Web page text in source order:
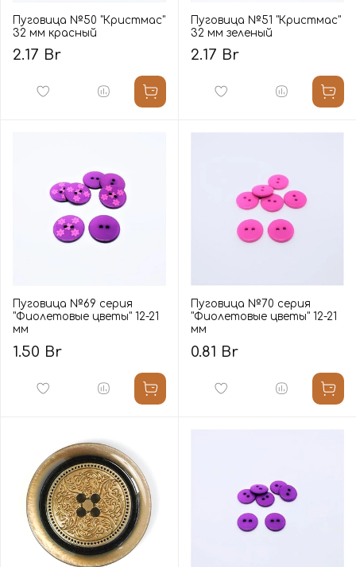
Пуговица №50 "Кристмас"
32 мм красный
2.17 Br
Пуговица №51 "Кристмас"
32 мм зеленый
2.17 Br
Пуговица №69 серия
"Фиолетовые цветы" 12-21
мм
1.50 Br
Пуговица №70 серия
"Фиолетовые цветы" 12-21
мм
0.81 Br